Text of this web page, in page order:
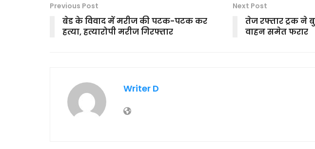
Previous Post
बेड के विवाद में मरीज की पटक-पटक कर
हत्या, हत्यारोपी मरीज गिरफ्तार
Next Post
तेज रफ्तार ट्रक ने
वाहन समेत फरार
Writer D